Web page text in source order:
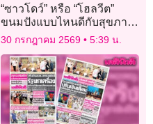
“ซาวโดว์” หรือ “โฮลวีต”
ขนมปังแบบไหนดีกับสุขภาพ
ลำไส้
30 กรกฎาคม 2569 5:39 น.